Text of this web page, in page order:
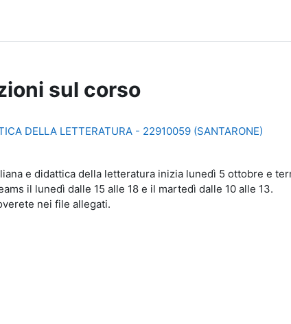
sul corso
DELLA LETTERATURA - 22910059 (SANTARONE)
e didattica della letteratura inizia lunedì 5 ottobre e
il lunedì dalle 15 alle 18 e il martedì dalle 10 alle 13.
nei file allegati.